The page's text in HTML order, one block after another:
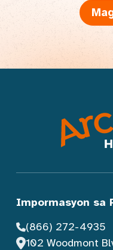
Impormasyon sa
(866) 272-4935
102 Woodmont